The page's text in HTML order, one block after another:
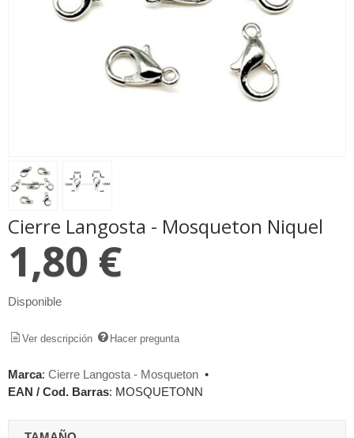
Cierre Langosta - Mosqueton Niquel
1,80 €
Disponible
Ver descripción Hacer pregunta
Marca: Cierre Langosta - Mosqueton •
EAN / Cod. Barras: MOSQUETONN